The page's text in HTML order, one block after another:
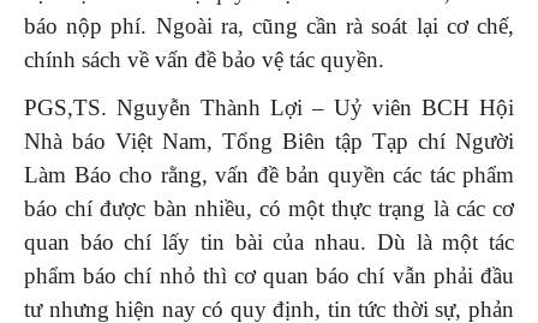
báo nộp phí. Ngoài ra, cũng cần rà soát lại cơ chế,
chính sách về vấn đề bảo vệ tác quyền.
PGS,TS. Nguyễn Thành Lợi – Uỷ viên BCH Hội
Nhà báo Việt Nam, Tổng Biên tập Tạp chí Người
Làm Báo cho rằng, vấn đề bản quyền các tác phẩm
báo chí được bàn nhiều, có một thực trạng là các cơ
quan báo chí lấy tin bài của nhau. Dù là một tác
phẩm báo chí nhỏ thì cơ quan báo chí vẫn phải đầu
tư nhưng hiện nay có quy định, tin tức thời sự, phản